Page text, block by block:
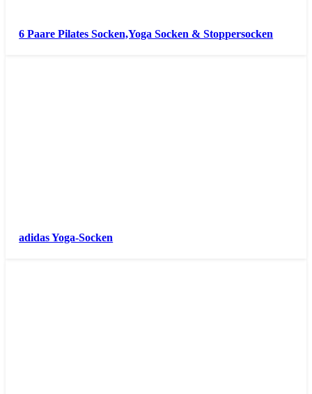
6 Paare Pilates Socken,Yoga Socken & Stoppersocken
adidas Yoga-Socken